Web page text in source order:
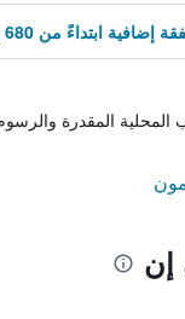
المقدرة
إن